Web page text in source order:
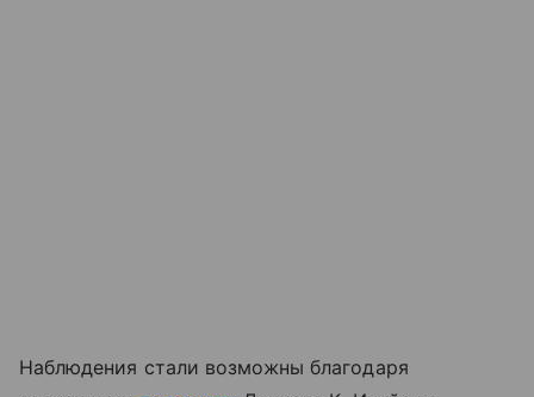
Наблюдения стали возможны благодаря